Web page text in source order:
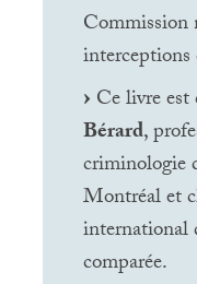
Commission
Ce livre
Bérard,
criminologie
Montréal et
international
comparée.